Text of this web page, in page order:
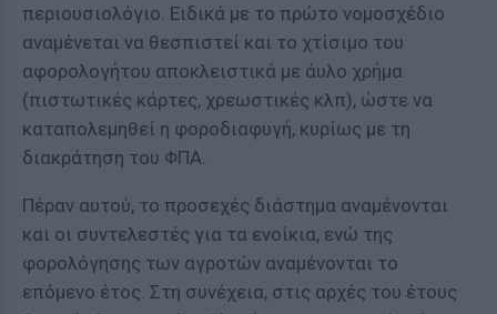
περιουσιολόγιο. Ειδικά με το πρώτο νομοσχέδιο
αναμένεται να θεσπιστεί και το χτίσιμο του
αφορολογήτου αποκλειστικά με άυλο χρήμα
(πιστωτικές κάρτες, χρεωστικές κλπ), ώστε να
καταπολεμηθεί η φοροδιαφυγή, κυρίως με τη
διακράτηση του ΦΠΑ.
Πέραν αυτού, το προσεχές διάστημα αναμένονται
και οι συντελεστές για τα ενοίκια, ενώ της
φορολόγησης των αγροτών αναμένονται το
επόμενο έτος. Στη συνέχεια, στις αρχές του έτους